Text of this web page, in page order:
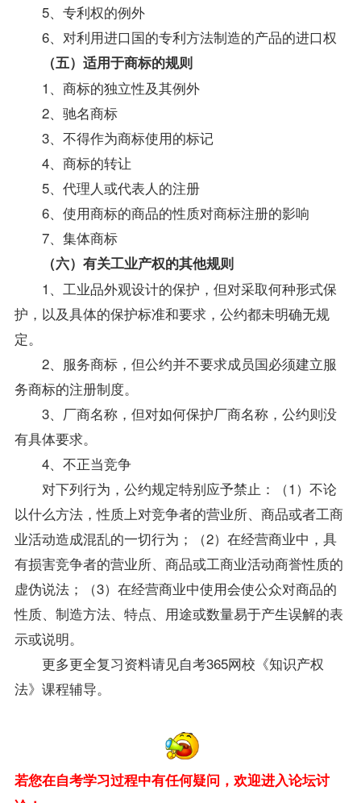
5、专利权的例外
6、对利用进口国的专利方法制造的产品的进口权
（五）适用于商标的规则
1、商标的独立性及其例外
2、驰名商标
3、不得作为商标使用的标记
4、商标的转让
5、代理人或代表人的注册
6、使用商标的商品的性质对商标注册的影响
7、集体商标
（六）有关工业产权的其他规则
1、工业品外观设计的保护，但对采取何种形式保
护，以及具体的保护标准和要求，公约都未明确无规
定。
2、服务商标，但公约并不要求成员国必须建立服
务商标的注册制度。
3、厂商名称，但对如何保护厂商名称，公约则没
有具体要求。
4、不正当竞争
对下列行为，公约规定特别应予禁止：（1）不论
以什么方法，性质上对竞争者的营业所、商品或者工商
业活动造成混乱的一切行为；（2）在经营商业中，具
有损害竞争者的营业所、商品或工商业活动商誉性质的
虚伪说法；（3）在经营商业中使用会使公众对商品的
性质、制造方法、特点、用途或数量易于产生误解的表
示或说明。
更多更全复习资料请见自考365网校《知识产权
法》课程辅导。
若您在自考学习过程中有任何疑问，欢迎进入论坛讨